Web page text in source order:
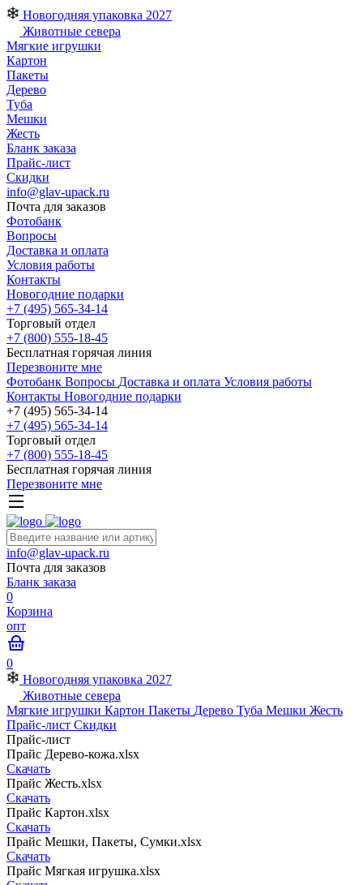
Новогодняя упаковка 2027
Животные севера
Мягкие игрушки
Картон
Пакеты
Дерево
Туба
Мешки
Жесть
Бланк заказа
Прайс-лист
Скидки
info@glav-upack.ru
Почта для заказов
Фотобанк
Вопросы
Доставка и оплата
Условия работы
Контакты
Новогодние подарки
+7 (495) 565-34-14
Торговый отдел
+7 (800) 555-18-45
Бесплатная горячая линия
Перезвоните мне
Фотобанк Вопросы Доставка и оплата Условия работы
Контакты Новогодние подарки
+7 (495) 565-34-14
+7 (495) 565-34-14
Торговый отдел
+7 (800) 555-18-45
Бесплатная горячая линия
Перезвоните мне
info@glav-upack.ru
Почта для заказов
Бланк заказа
0
Корзина
опт
0
Новогодняя упаковка 2027
Животные севера
Мягкие игрушки Картон Пакеты Дерево Туба Мешки Жесть
Прайс-лист Скидки
Прайс-лист
Прайс Дерево-кожа.xlsx
Скачать
Прайс Жесть.xlsx
Скачать
Прайс Картон.xlsx
Скачать
Прайс Мешки, Пакеты, Сумки.xlsx
Скачать
Прайс Мягкая игрушка.xlsx